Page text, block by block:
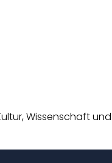
Wissenschaft